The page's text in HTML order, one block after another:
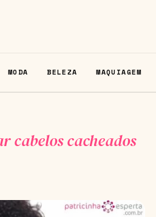
MODA BELEZA MAQUIAGEM
cabelos cacheados